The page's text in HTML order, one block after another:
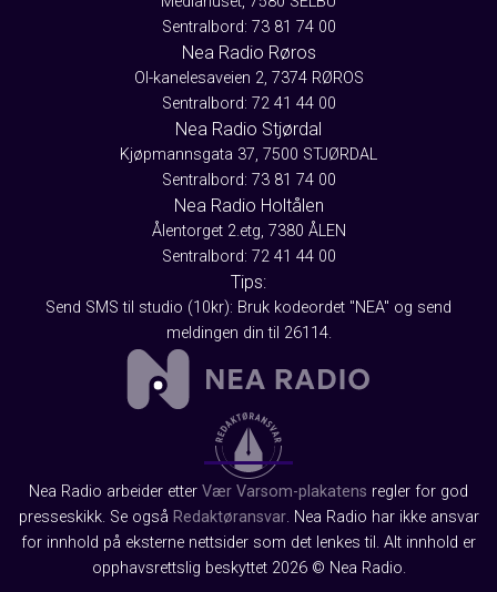
Sentralbord: 73 81 74 00
Nea Radio Røros
Ol-kanelesaveien 2, 7374 RØROS
Sentralbord: 72 41 44 00
Nea Radio Stjørdal
Kjøpmannsgata 37, 7500 STJØRDAL
Sentralbord: 73 81 74 00
Nea Radio Holtålen
Ålentorget 2.etg, 7380 ÅLEN
Sentralbord: 72 41 44 00
Tips:
Send SMS til studio (10kr): Bruk kodeordet "NEA" og send
meldingen din til 26114.
Nea Radio arbeider etter Vær Varsom-plakatens regler for god
presseskikk. Se også Redaktøransvar. Nea Radio har ikke ansvar
for innhold på eksterne nettsider som det lenkes til. Alt innhold er
opphavsrettslig beskyttet 2026 © Nea Radio.